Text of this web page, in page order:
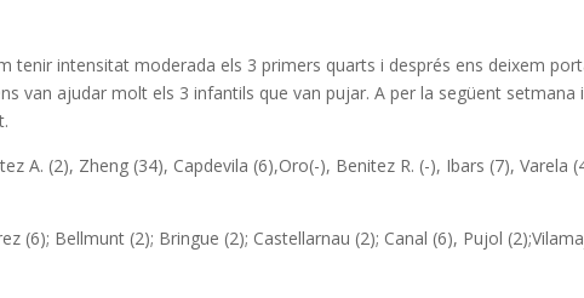
tenir intensitat moderada els 3 primers quarts i després ens deixem
van ajudar molt els 3 infantils que van pujar. A per la següent setmana i
A. (2), Zheng (34), Capdevila (6),Oro(-), Benitez R. (-), Ibars (7), Varela
(6); Bellmunt (2); Bringue (2); Castellarnau (2); Canal (6), Pujol